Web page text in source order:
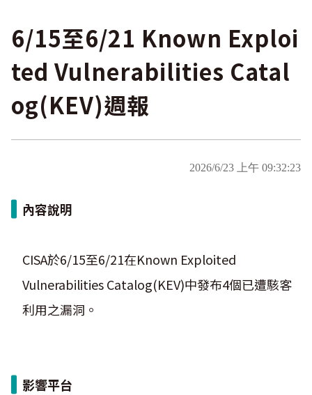
6/15至6/21 Known Exploi
ted Vulnerabilities Catal
og(KEV)週報
2026/6/23 上午 09:32:23
內容說明
CISA於6/15至6/21在Known Exploited
Vulnerabilities Catalog(KEV)中發布4個已遭駭客
利用之漏洞。
影響平台